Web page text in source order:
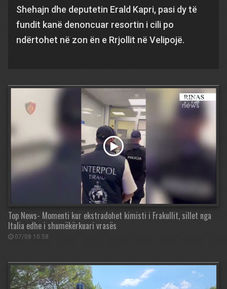
Shehajn dhe deputetin Erald Kapri, pasi dy të
fundit kanë denoncuar resortin i cili po
ndërtohet në zon ën e Rrjollit në Velipojë.
Top News- Momenti kur ekstradohet kimisti i Frakullit, sillet nga
Italia edhe i shumëkërkuari vrasës
07/08 10:58